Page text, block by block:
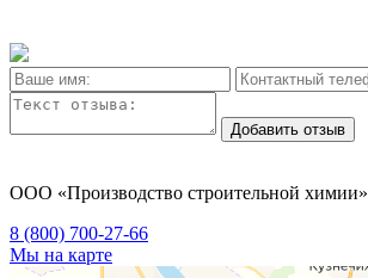
Добавить отзыв
ООО «Производство строительной химии»
8 (800) 700-27-66
Мы на карте